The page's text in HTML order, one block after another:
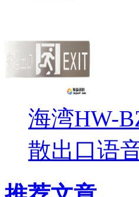
海湾HW-
散出口语